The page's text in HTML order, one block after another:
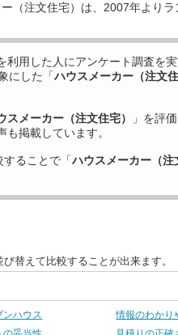
（注文住宅）は、2007年よりラ
利用した 人にアンケート調査を実
にした「ハウスメーカー（注文住
スメーカー（注文住宅）
」を評
掲載しています。
することで「ハウスメーカー（注
替えて比較することが出来ます。
ンハウス
情報のわかり